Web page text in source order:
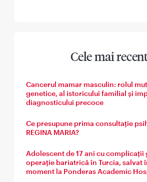
Cele mai
Cancerul mamar masculin: rolul
genetice, al istoricului familial și
diagnosticului precoce
Ce presupune prima consultație
REGINA MARIA?
Adolescent de 17 ani cu complicații
operație bariatrică în Turcia, salvat
moment la Ponderas Academic